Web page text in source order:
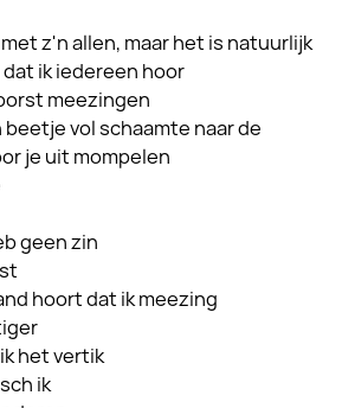
z'n allen, maar het is natuurlijk
ik iedereen hoor
meezingen
vol schaamte naar de
je uit mompelen
geen zin
hoort dat ik meezing
het vertik
ik